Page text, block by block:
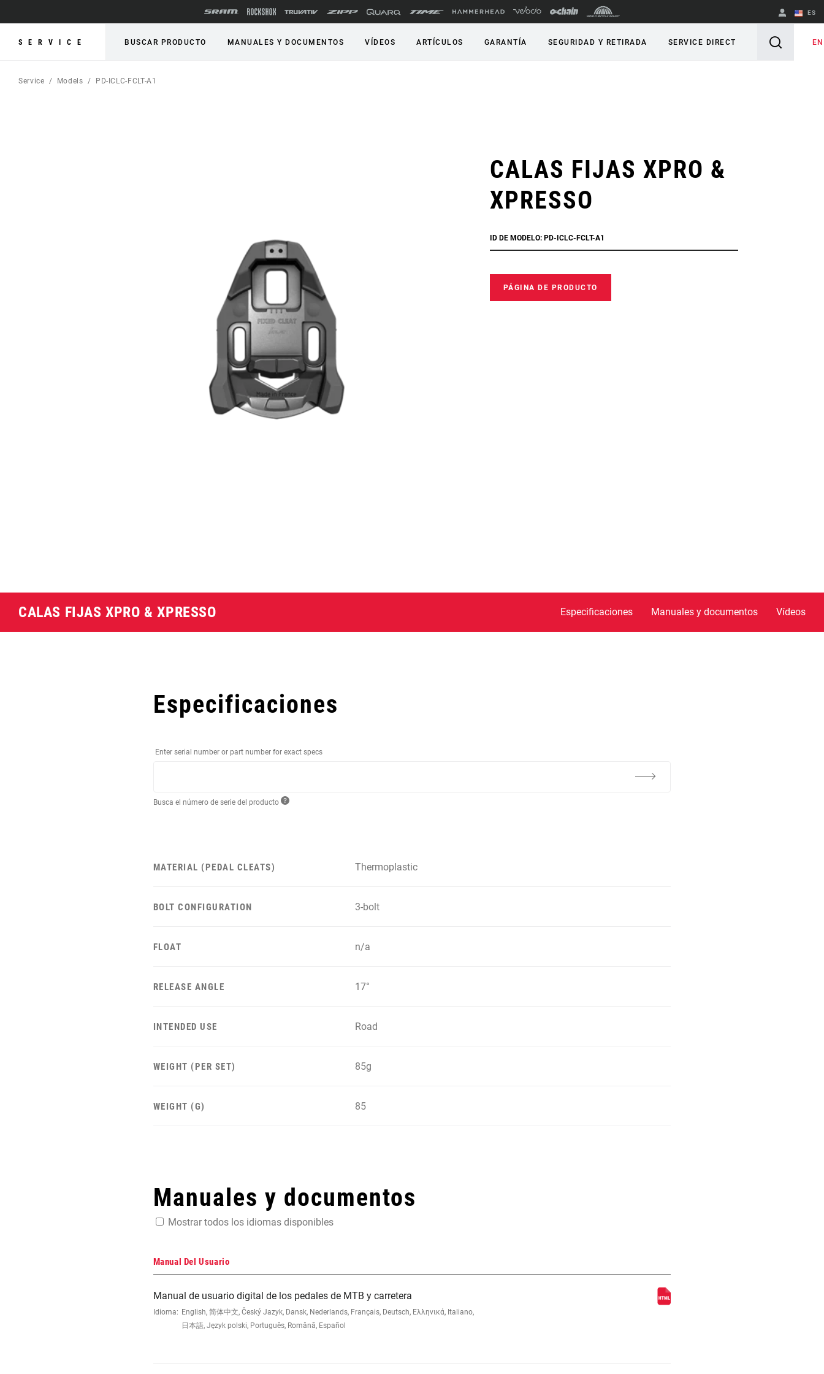
ES
English
SERVICE BUSCAR PRODUCTO MANUALES Y DOCUMENTOS VÍDEOS ARTÍCULOS GARANTÍA SEGURIDAD Y RETIRADA SERVICE DIRECT
Service Models PD-ICLC-FCLT-A1
CALAS FIJAS XPRO &
XPRESSO
ID DE MODELO: PD-ICLC-FCLT-A1
PÁGINA DE PRODUCTO
CALAS FIJAS XPRO & XPRESSO Especificaciones Manuales y documentos Vídeos
Especificaciones
Enter serial number or part number for exact specs
Busca el número de serie del producto
MATERIAL (PEDAL CLEATS) Thermoplastic
BOLT CONFIGURATION 3-bolt
FLOAT n/a
RELEASE ANGLE 17°
INTENDED USE Road
WEIGHT (PER SET) 85g
WEIGHT (G) 85
Manuales y documentos
Mostrar todos los idiomas disponibles
Manual Del Usuario
Manual de usuario digital de los pedales de MTB y carretera
Idioma: English, 简体中文, Český Jazyk, Dansk, Nederlands, Français, Deutsch, Ελληνικά, Italiano,
日本語, Język polski, Português, Română, Español